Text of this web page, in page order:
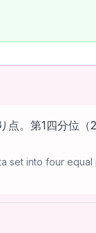
点。第1四分位
set into four